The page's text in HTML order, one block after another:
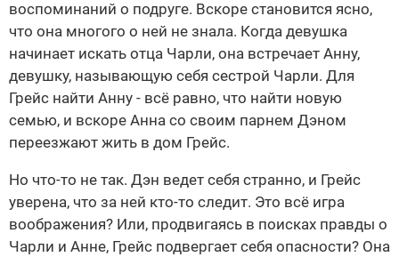
воспоминаний о подруге. Вскоре становится ясно,
что она многого о ней не знала. Когда девушка
начинает искать отца Чарли, она встречает Анну,
девушку, называющую себя сестрой Чарли. Для
Грейс найти Анну - всё равно, что найти новую
семью, и вскоре Анна со своим парнем Дэном
переезжают жить в дом Грейс.
Но что-то не так. Дэн ведет себя странно, и Грейс
уверена, что за ней кто-то следит. Это всё игра
воображения? Или, продвигаясь в поисках правды о
Чарли и Анне, Грейс подвергает себя опасности? Она